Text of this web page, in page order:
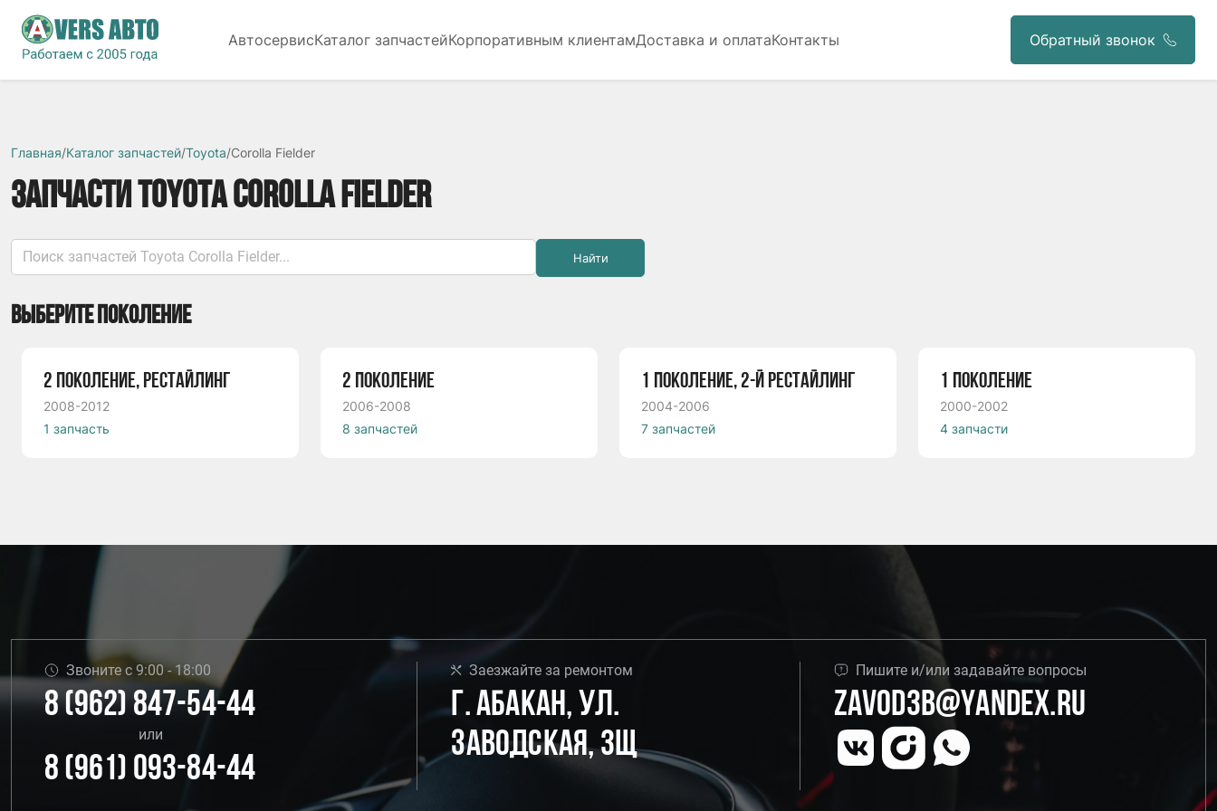
АвтосервисКаталог запчастейКорпоративным клиентамДоставка и оплатаКонтакты Обратный звонок
Главная/Каталог запчастей/Toyota/Corolla Fielder
ЗАПЧАСТИ TOYOTA COROLLA FIELDER
Найти
ВЫБЕРИТЕ ПОКОЛЕНИЕ
2 ПОКОЛЕНИЕ, РЕСТАЙЛИНГ
2008-2012
1 запчасть
2 ПОКОЛЕНИЕ
2006-2008
8 запчастей
1 ПОКОЛЕНИЕ, 2-Й РЕСТАЙЛИНГ
2004-2006
7 запчастей
1 ПОКОЛЕНИЕ
2000-2002
4 запчасти
Звоните с 9:00 - 18:00
8 (962) 847-54-44
или
8 (961) 093-84-44
Заезжайте за ремонтом
г. Абакан, ул.
Заводская, 3Щ
Пишите и/или задавайте вопросы
Zavod3b@yandex.ru